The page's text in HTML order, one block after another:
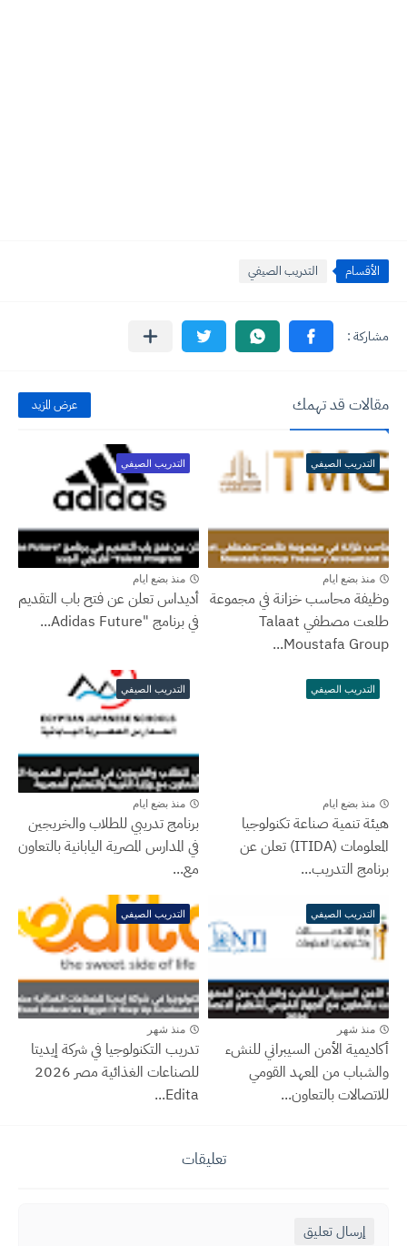
الأقسام التدريب الصيفي
مقالات قد تهمك عرض المزيد
التدريب الصيفي
منذ بضع ايام
وظيفة محاسب خزانة في مجموعة
طلعت مصطفي Talaat
Moustafa Group...
التدريب الصيفي
منذ بضع ايام
أديداس تعلن عن فتح باب التقديم
في برنامج "Adidas Future...
التدريب الصيفي
منذ بضع ايام
هيئة تنمية صناعة تكنولوجيا
المعلومات (ITIDA) تعلن عن
برنامج التدريب...
التدريب الصيفي
منذ بضع ايام
برنامج تدريبي للطلاب والخريجين
في المدارس المصرية اليابانية بالتعاون
مع...
التدريب الصيفي
منذ شهر
أكاديمية الأمن السيبراني للنشء
والشباب من المعهد القومي
للاتصالات بالتعاون...
التدريب الصيفي
منذ شهر
تدريب التكنولوجيا في شركة إيديتا
للصناعات الغذائية مصر 2026
Edita...
تعليقات
إرسال تعليق